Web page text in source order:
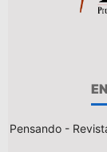
Pensando -